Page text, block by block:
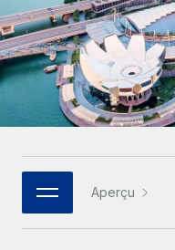
INFRASTRUCTURE
Intégration
Intégrez vos RH
Plateforme
Des fonctions RH
Connectez
notre MCP
Des solutions
paie des
Entreprises
Développez vos
mesure
Entreprise
Les RH à
APPRENDRE AVEC
Recherche et guides
Études de cas
Checklists et modèles
Descriptions de
Español
Italiano
Português (Portugal)
日本語
한국어
Aperçu